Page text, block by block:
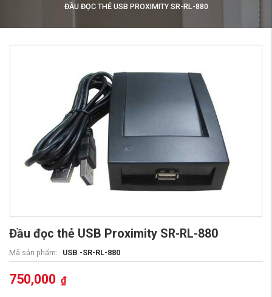
ĐẦU ĐỌC THẺ USB PROXIMITY SR-RL-880
Đầu đọc thẻ USB Proximity SR-RL-880
Mã sản phẩm: USB -SR-RL-880
750,000 ₫